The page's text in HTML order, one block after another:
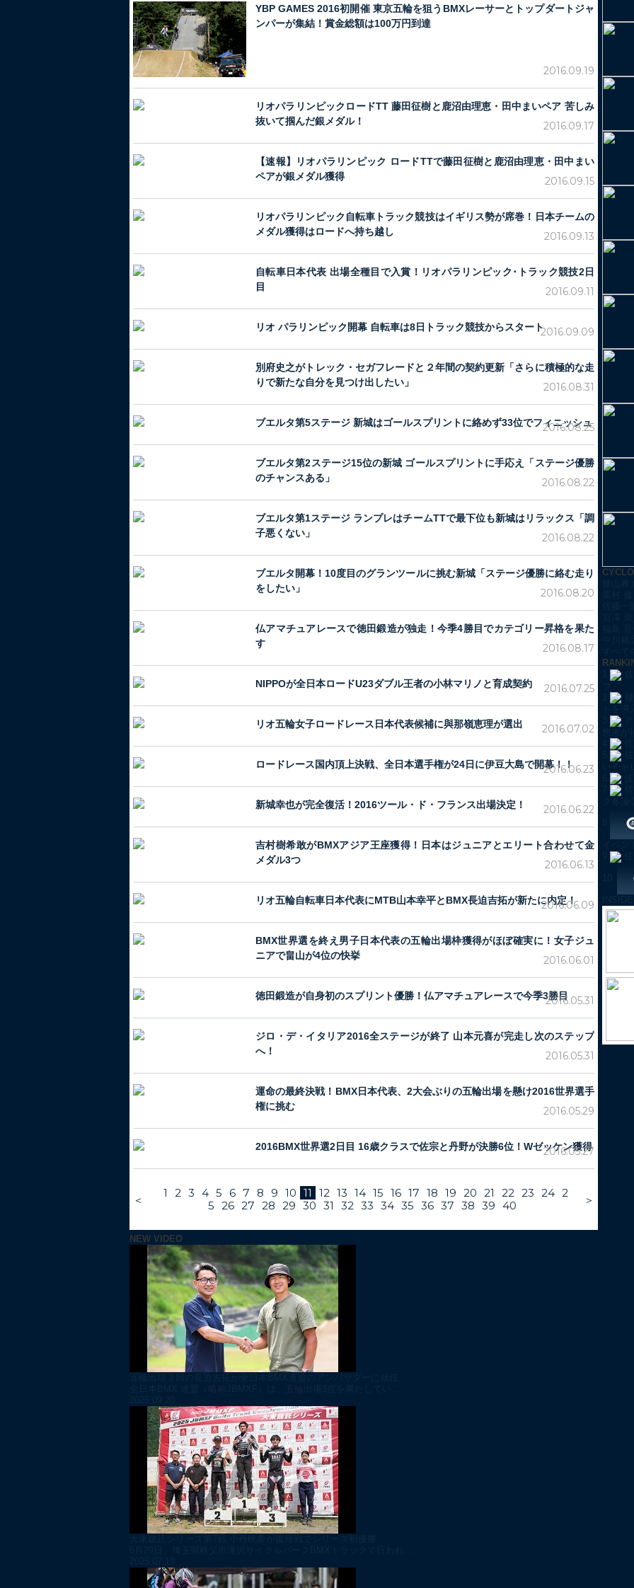
YBP GAMES 2016初開催 東京五輪を狙うBMXレーサーとトップダートジャ
ンパーが集結！賞金総額は100万円到達
2016.09.19
リオパラリンピックロードTT 藤田征樹と鹿沼由理恵・田中まいペア 苦しみ
抜いて掴んだ銀メダル！
2016.09.17
【速報】リオパラリンピック ロードTTで藤田征樹と鹿沼由理恵・田中まい
ペアが銀メダル獲得
2016.09.15
リオパラリンピック自転車トラック競技はイギリス勢が席巻！日本チームの
メダル獲得はロードへ持ち越し
2016.09.13
自転車日本代表 出場全種目で入賞！リオパラリンピック･トラック競技2日
目
2016.09.11
リオ パラリンピック開幕 自転車は8日トラック競技からスタート2016.09.09
別府史之がトレック・セガフレードと２年間の契約更新「さらに積極的な走
りで新たな自分を見つけ出したい」
2016.08.31
ブエルタ第5ステージ 新城はゴールスプリントに絡めず33位でフィニッシュ
2016.08.25
ブエルタ第2ステージ15位の新城 ゴールスプリントに手応え「ステージ優勝
のチャンスある」
2016.08.22
ブエルタ第1ステージ ランプレはチームTTで最下位も新城はリラックス「調
子悪くない」
2016.08.22
ブエルタ開幕！10度目のグランツールに挑む新城「ステージ優勝に絡む走り
をしたい」
2016.08.20
仏アマチュアレースで徳田鍛造が独走！今季4勝目でカテゴリー昇格を果た
す
2016.08.17
NIPPOが全日本ロードU23ダブル王者の小林マリノと育成契約 2016.07.25
リオ五輪女子ロードレース日本代表候補に與那嶺恵理が選出 2016.07.02
ロードレース国内頂上決戦、全日本選手権が24日に伊豆大島で開幕！！
2016.06.23
新城幸也が完全復活！2016ツール・ド・フランス出場決定！ 2016.06.22
吉村樹希敢がBMXアジア王座獲得！日本はジュニアとエリート合わせて金
メダル3つ
2016.06.13
リオ五輪自転車日本代表にMTB山本幸平とBMX長迫吉拓が新たに内定！
2016.06.09
BMX世界選を終え男子日本代表の五輪出場枠獲得がほぼ確実に！女子ジュ
ニアで畠山が4位の快挙
2016.06.01
徳田鍛造が自身初のスプリント優勝！仏アマチュアレースで今季3勝目2016.05.31
ジロ・デ・イタリア2016全ステージが終了 山本元喜が完走し次のステップ
へ！
2016.05.31
運命の最終決戦！BMX日本代表、2大会ぶりの五輪出場を懸け2016世界選手
権に挑む
2016.05.29
2016BMX世界選2日目 16歳クラスで佐宗と丹野が決勝6位！Wゼッケン獲得
2016.05.27
＜
1 2 3 4 5 6 7 8 9 10 11 12 13 14 15 16 17 18 19 20 21 22 23 24 2
5 26 27 28 29 30 31 32 33 34 35 36 37 38 39 40 ＞
NEW VIDEO